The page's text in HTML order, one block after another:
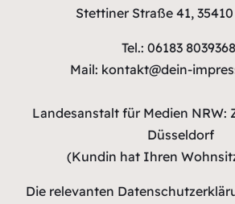
Stettiner Straße 41,
Tel.: 06183 8039368
Mail: kontakt@dein-
Landesanstalt für Medien NRW:
Düsseldorf
(Kundin hat Ihren
Die relevanten